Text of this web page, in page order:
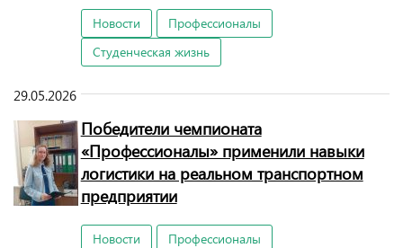
Новости
Профессионалы
Студенческая жизнь
29.05.2026
Победители чемпионата
«Профессионалы» применили навыки
логистики на реальном транспортном
предприятии
Новости
Профессионалы